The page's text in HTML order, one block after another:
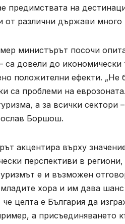
предимствата на
от различни държави
министърът посочи
са довели до
положителни ефекти. „Не
са проблеми на
а за всички сектори
Боршош.
акцентира върху
перспективи в
е и възможен
хора и им дава
целта е България да
а присъединяването